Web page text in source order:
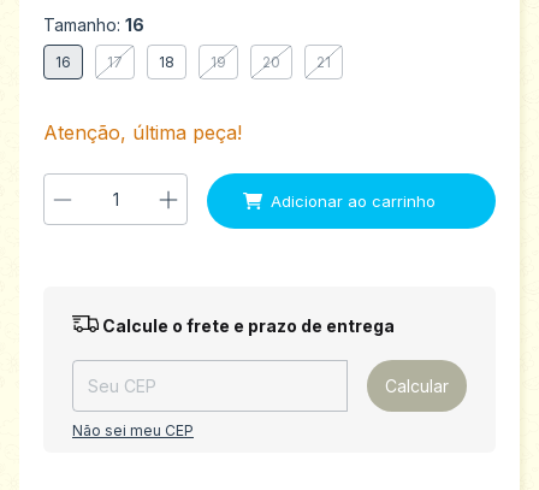
Tamanho: 16
16 17 18 19 20 21
Atenção, última peça!
Entregas para o CEP: Alterar CEP
Calcule o frete e prazo de entrega
Calcular
Não sei meu CEP